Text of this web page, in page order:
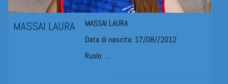
MASSAI LAURA
MASSAI LAURA
Data di nascita: 17/08//2012
Ruolo: ...